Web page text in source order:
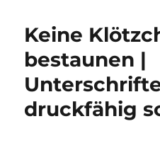
Keine
bestaunen |
druckfähig